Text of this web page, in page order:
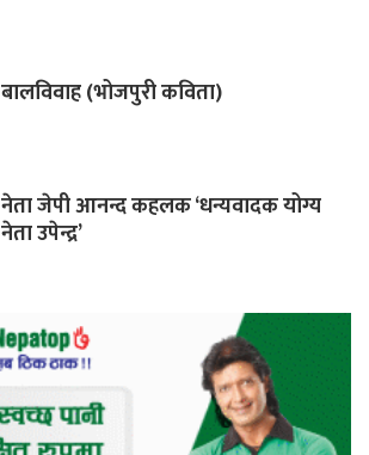
बालविवाह (भोजपुरी कविता)
नेता जेपी आनन्द कहलक ‘धन्यवादक योग्य
नेता उपेन्द्र’